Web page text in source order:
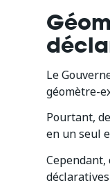
Le
géomètre-
Pourtant,
en un seul